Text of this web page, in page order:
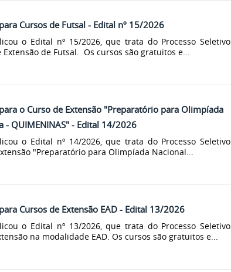
Cursos de Futsal - Edital nº 15/2026
o Edital nº 15/2026, que trata do Processo Seletivo
de Futsal. Os cursos são gratuitos e...
o Curso de Extensão "Preparatório para Olimpíada
- QUIMENINAS" - Edital 14/2026
o Edital nº 14/2026, que trata do Processo Seletivo
"Preparatório para Olimpíada Nacional...
Cursos de Extensão EAD - Edital 13/2026
o Edital nº 13/2026, que trata do Processo Seletivo
na modalidade EAD. Os cursos são gratuitos e...